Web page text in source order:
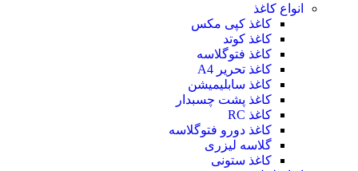
انواع کاغذ
کاغذ کپی مکس
کاغذ کوتد
کاغذ فتوگلاسه
کاغذ تحریر A4
کاغذ سابلیمیشن
کاغذ پشت چسبدار
کاغذ RC
کاغذ دورو فتوگلاسه
گلاسه لیزری
کاغذ ستونی